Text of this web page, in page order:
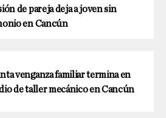
de pareja deja a joven sin
en Cancún
venganza familiar termina en
de taller mecánico en Cancún